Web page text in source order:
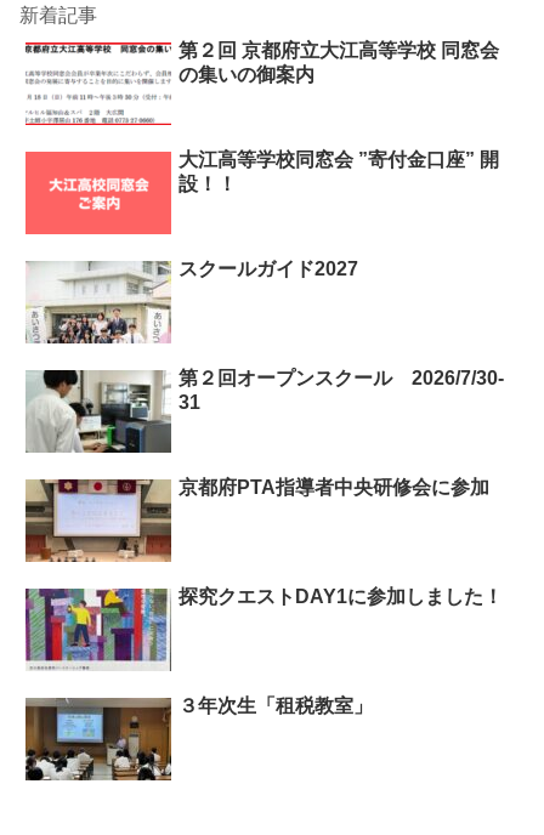
新着記事
第２回 京都府立大江高等学校 同窓会
の集いの御案内
大江高等学校同窓会 ”寄付金口座” 開
設！！
スクールガイド2027
第２回オープンスクール 2026/7/30-
31
京都府PTA指導者中央研修会に参加
探究クエストDAY1に参加しました！
３年次生「租税教室」